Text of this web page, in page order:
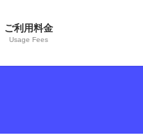
ご利用料金
Usage Fees